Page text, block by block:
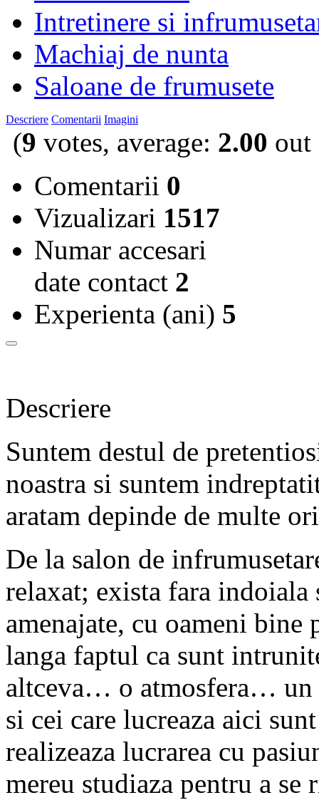
Intretinere si
Machiaj de nunta
Saloane de frumusete
Descriere Comentarii Imagini
(9 votes, average: 2.00 out
Comentarii 0
Vizualizari 1517
Numar accesari
date contact 2
Experienta (ani) 5
Descriere
Suntem destul de
noastra si suntem
aratam depinde de multe
De la salon de
relaxat; exista fara indoiala
amenajate, cu oameni
langa faptul ca sunt
altceva… o atmosfera…
si cei care lucreaza aici
realizeaza lucrarea cu
mereu studiaza pentru a